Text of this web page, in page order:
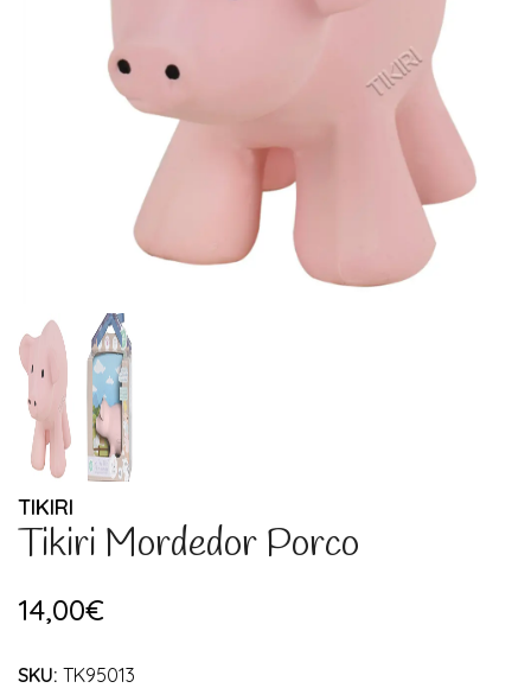
TIKIRI
Tikiri Mordedor Porco
14,00€
SKU: TK95013